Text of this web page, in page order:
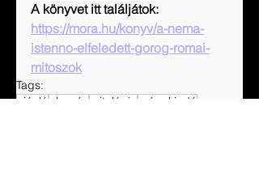
A könyvet itt találjátok:
https://mora.hu/konyv/a-nema-
istenno-elfeledett-gorog-romai-
mitoszok
Tags:
ajánló
olvasás mitológia
móra kiadó